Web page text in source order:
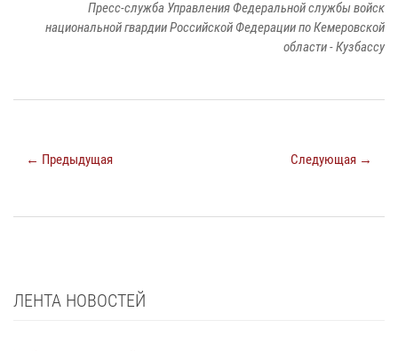
Пресс-служба Управления Федеральной службы войск
национальной гвардии Российской Федерации по Кемеровской
области - Кузбассу
← Предыдущая Следующая →
ЛЕНТА НОВОСТЕЙ